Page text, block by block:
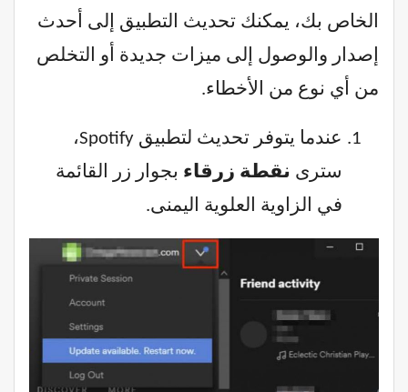
الخاص بك، يمكنك تحديث التطبيق إلى أحدث
إصدار والوصول إلى ميزات جديدة أو التخلص
من أي نوع من الأخطاء.
عندما يتوفر تحديث لتطبيق Spotify،
سترى نقطة زرقاء بجوار زر القائمة
في الزاوية العلوية اليمنى.